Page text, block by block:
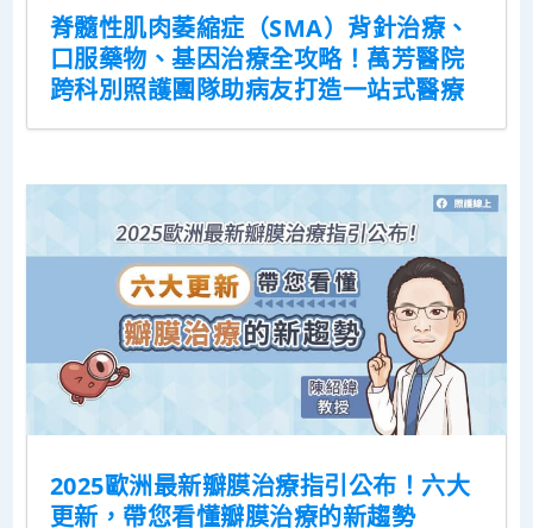
脊髓性肌肉萎縮症（SMA）背針治療、
口服藥物、基因治療全攻略！萬芳醫院
跨科別照護團隊助病友打造一站式醫療
2025歐洲最新瓣膜治療指引公布！六大
更新，帶您看懂瓣膜治療的新趨勢